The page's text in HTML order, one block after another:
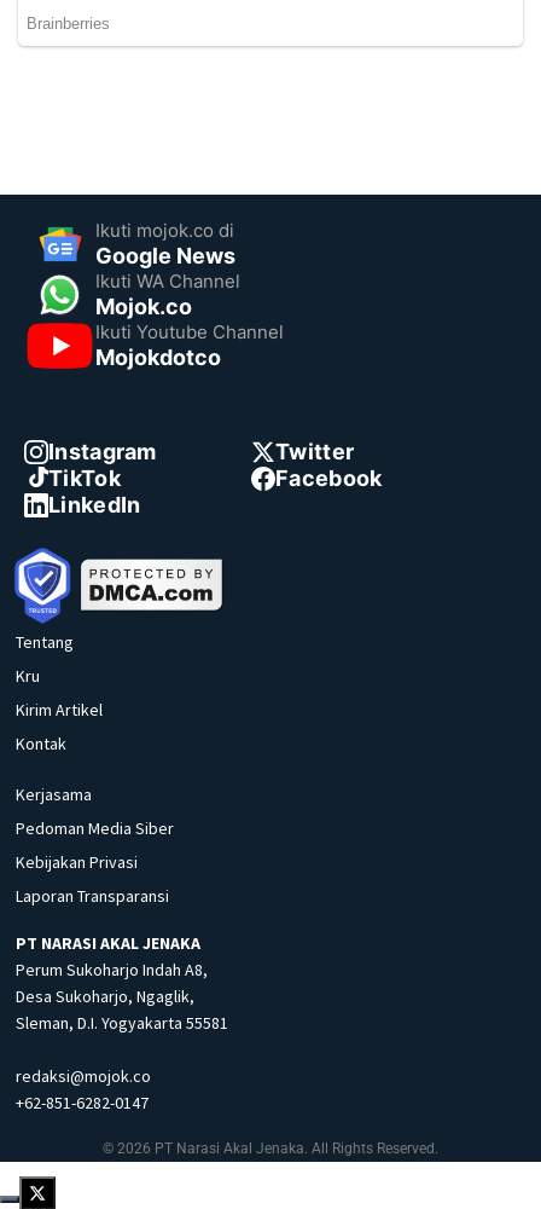
Ikuti mojok.co di
Google News
Ikuti WA Channel
Mojok.co
Ikuti Youtube Channel
Mojokdotco
Instagram
Twitter
TikTok
Facebook
LinkedIn
Tentang
Kru
Kirim Artikel
Kontak
Kerjasama
Pedoman Media Siber
Kebijakan Privasi
Laporan Transparansi
PT NARASI AKAL JENAKA
Perum Sukoharjo Indah A8,
Desa Sukoharjo, Ngaglik,
Sleman, D.I. Yogyakarta 55581
redaksi@mojok.co
+62-851-6282-0147
© 2026 PT Narasi Akal Jenaka. All Rights Reserved.